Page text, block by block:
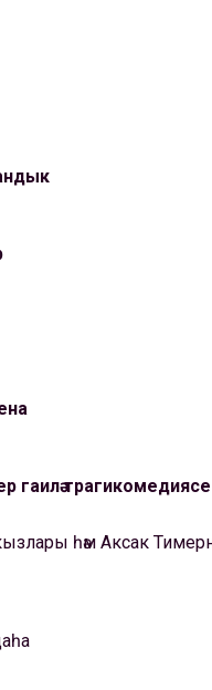
гаилә трагикомедиясе
кызлары һәм Аксак